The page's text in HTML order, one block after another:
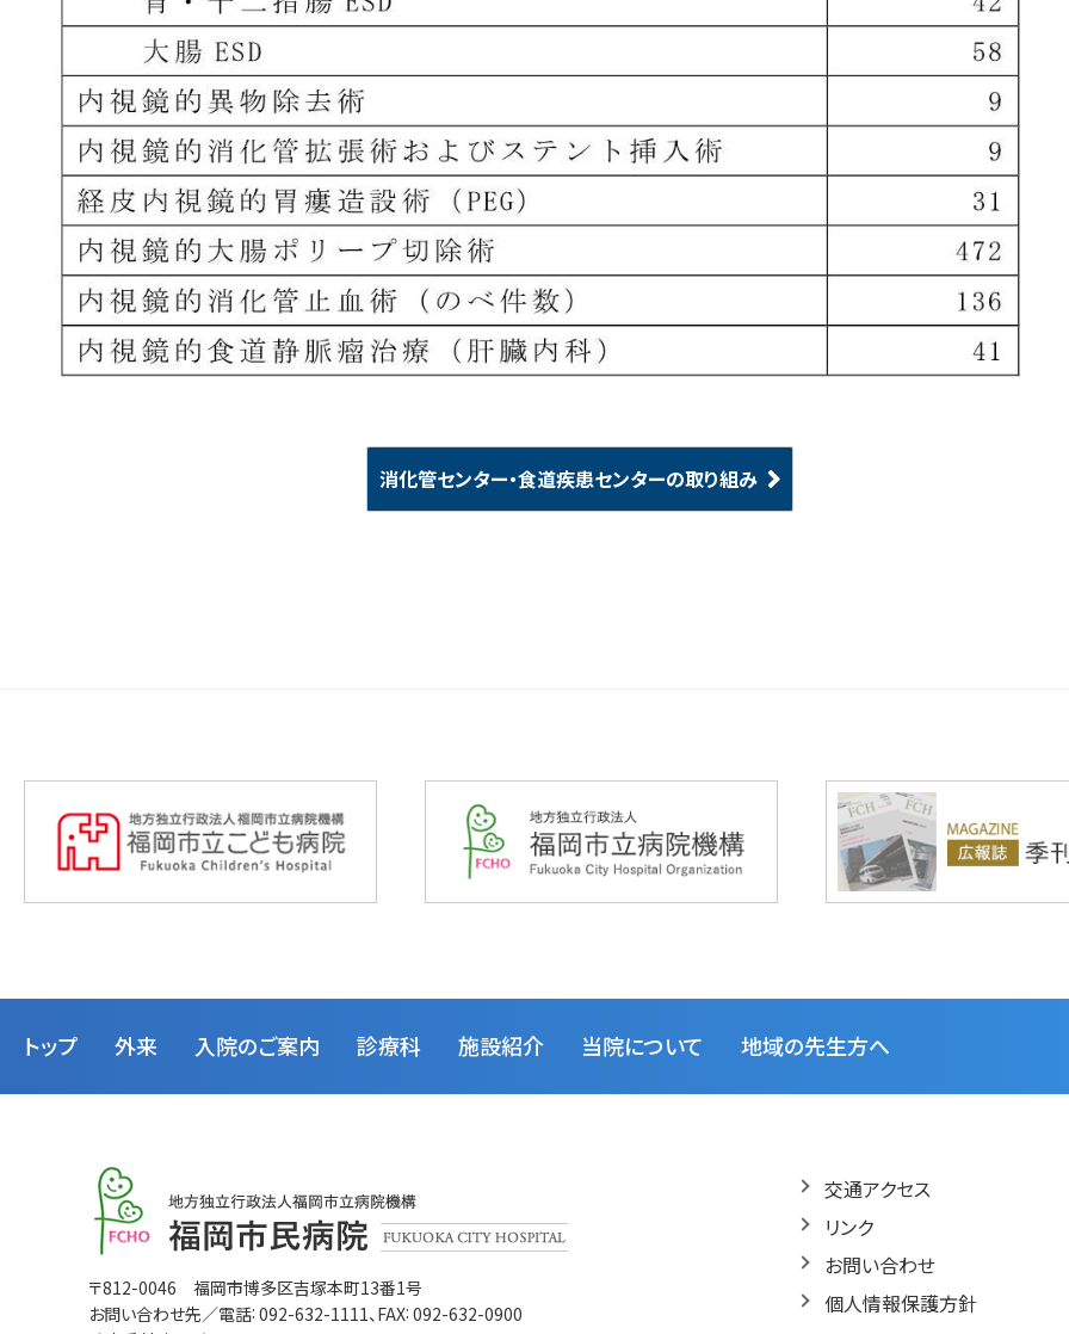
消化管センター・食道疾患センターの取り組み
トップ 外来 入院のご案内 診療科 施設紹介 当院について 地域の先生方へ
福
岡
市
院
福
岡
〒812-0046 福岡市博多区吉塚本町13番1号
お問い合わせ先／電話: 092-632-1111、FAX: 092-632-0900
交通アクセス
リンク
お問い合わせ
個人情報保護方針